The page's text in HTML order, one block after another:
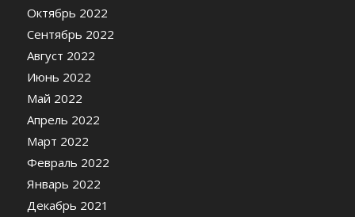
Октябрь 2022
Сентябрь 2022
Август 2022
Июнь 2022
Май 2022
Апрель 2022
Март 2022
Февраль 2022
Январь 2022
Декабрь 2021